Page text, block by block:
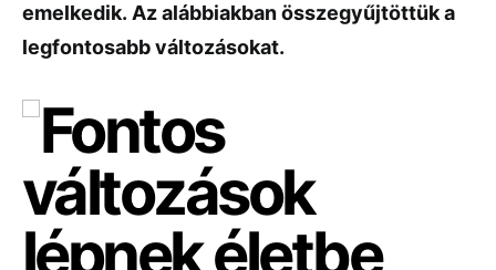
emelkedik. Az alábbiakban összegyűjtöttük a
legfontosabb változásokat.